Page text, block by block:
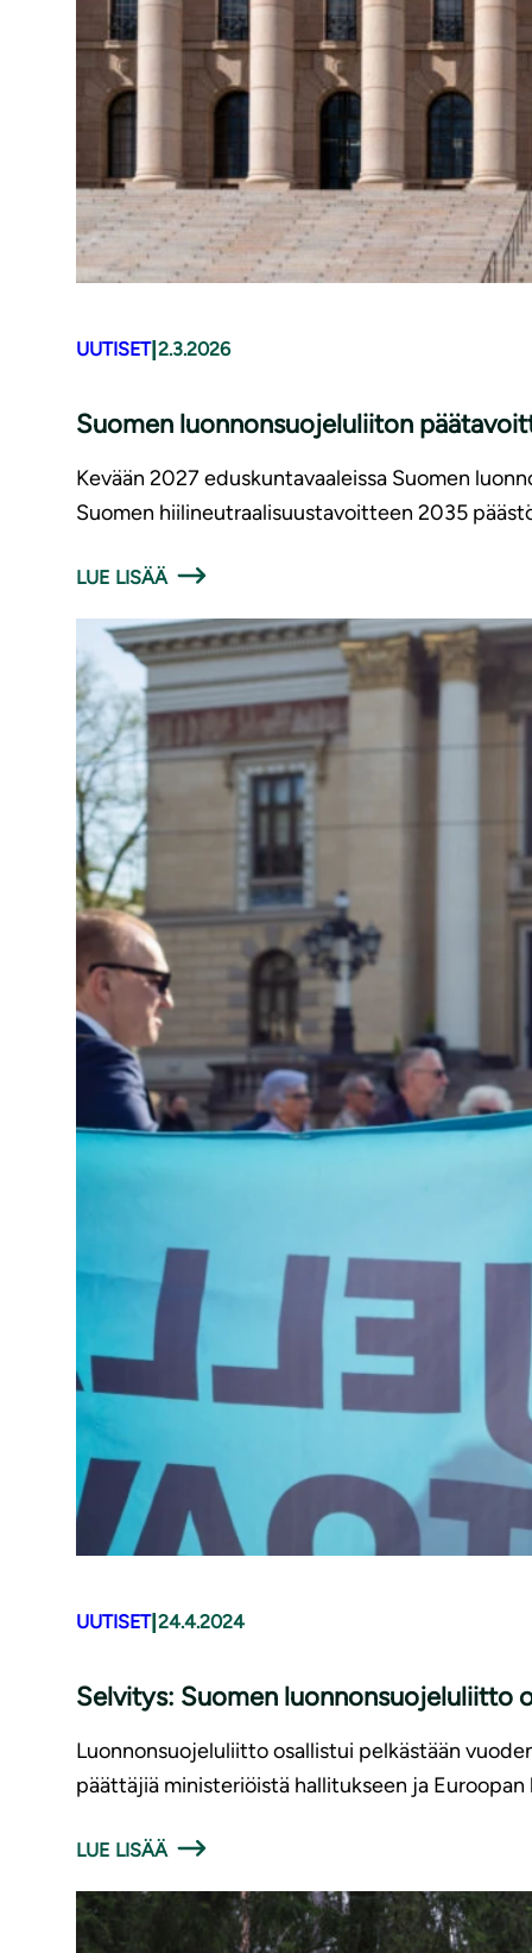
UUTISET|2.3.2026
Suomen luonnonsuojeluliiton
Kevään 2027 eduskuntavaaleissa Suomen
Suomen hiilineutraalisuustavoitteen 2035
LUE LISÄÄ
UUTISET|24.4.2024
Selvitys: Suomen luon­non­suo­je­lu­liit­to
Luonnonsuojeluliitto osallistui pelkästään
päättäjiä ministeriöistä hallitukseen ja Euroopan
LUE LISÄÄ